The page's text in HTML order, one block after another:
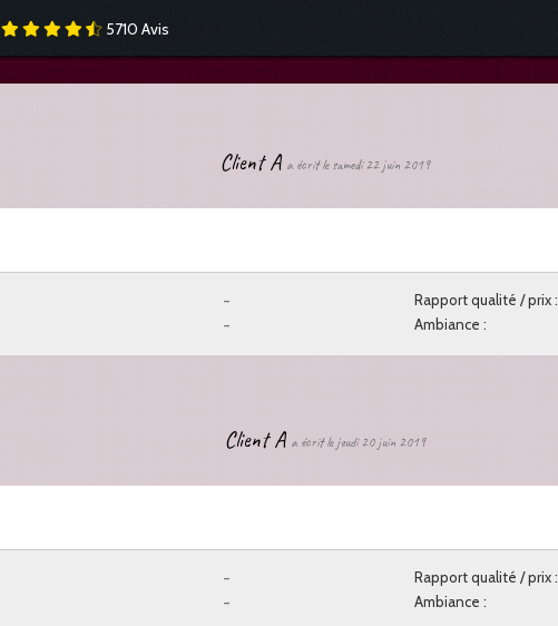
5710 Avis
Client A a écrit le samedi 22 juin 2019
- Rapport qualité / prix :
- Ambiance :
Client A a écrit le jeudi 20 juin 2019
- Rapport qualité / prix :
- Ambiance :